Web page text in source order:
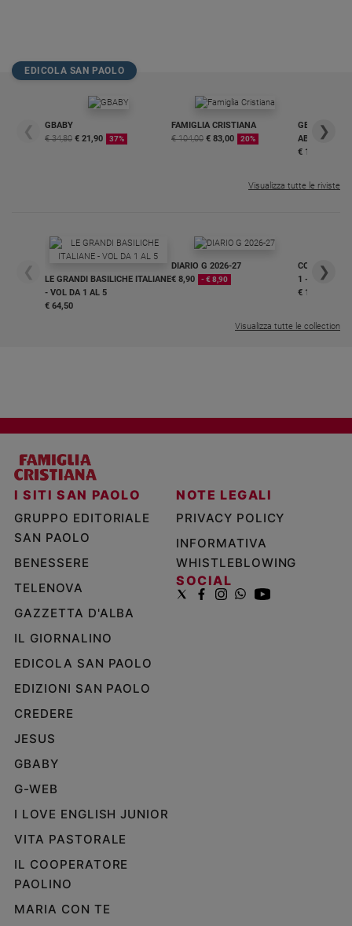
EDICOLA SAN PAOLO
❮
GBABY
€ 34,80 € 21,90 37%
FAMIGLIA CRISTIANA
€ 104,00 € 83,00 20%
GBABY
€ 16,99
❯
Visualizza tutte le riviste
❮
LE GRANDI BASILICHE ITALIANE
- VOL DA 1 AL 5
€ 64,50
DIARIO G 2026-27
€ 8,90
- € 8,90
COLLANA
1 - 2
€ 18,50
❯
Visualizza tutte le collection
I SITI SAN PAOLO
GRUPPO EDITORIALE
SAN PAOLO
BENESSERE
TELENOVA
GAZZETTA D'ALBA
IL GIORNALINO
EDICOLA SAN PAOLO
EDIZIONI SAN PAOLO
CREDERE
JESUS
GBABY
G-WEB
I LOVE ENGLISH JUNIOR
VITA PASTORALE
IL COOPERATORE
PAOLINO
MARIA CON TE
NOTE LEGALI
PRIVACY POLICY
INFORMATIVA
WHISTLEBLOWING
SOCIAL